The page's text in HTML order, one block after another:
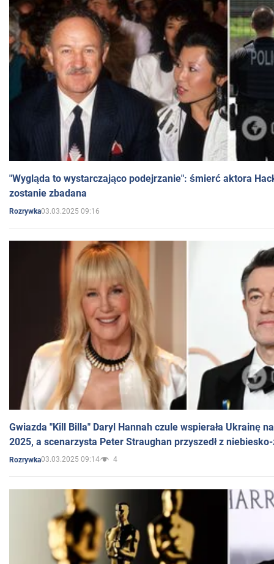
"Wygląda to wystarczająco podejrzanie": śmierć aktora
zostanie zbadana
Rozrywka03.03.2025 09:16
Gwiazda "Kill Billa" Daryl Hannah czule wspierała Ukrainę
2025, a scenarzysta Peter Straughan przyszedł z
Rozrywka03.03.2025 09:14 4